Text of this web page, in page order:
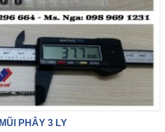
MŨI PHÂY 3 LY